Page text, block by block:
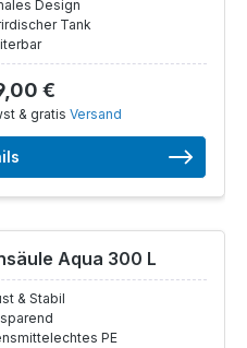
Design
Tank
€
& gratis Versand
Aqua 300 L
& Stabil
PE